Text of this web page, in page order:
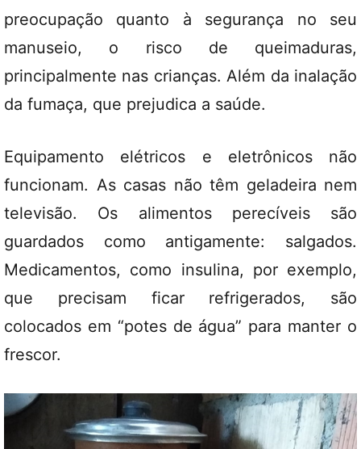
preocupação quanto à segurança no seu
manuseio, o risco de queimaduras,
principalmente nas crianças. Além da inalação
da fumaça, que prejudica a saúde.
Equipamento elétricos e eletrônicos não
funcionam. As casas não têm geladeira nem
televisão. Os alimentos perecíveis são
guardados como antigamente: salgados.
Medicamentos, como insulina, por exemplo,
que precisam ficar refrigerados, são
colocados em “potes de água” para manter o
frescor.